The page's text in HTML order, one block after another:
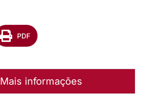
PDF
Mais informações